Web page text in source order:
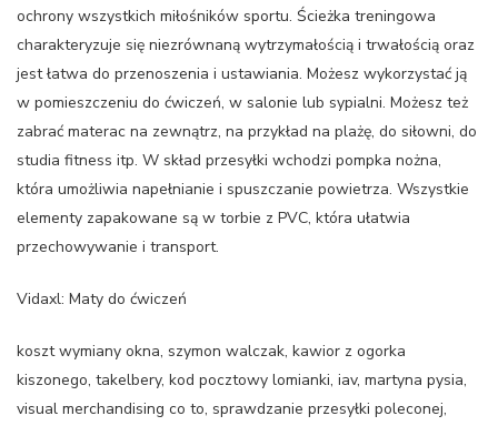
ochrony wszystkich miłośników sportu. Ścieżka treningowa
charakteryzuje się niezrównaną wytrzymałością i trwałością oraz
jest łatwa do przenoszenia i ustawiania. Możesz wykorzystać ją
w pomieszczeniu do ćwiczeń, w salonie lub sypialni. Możesz też
zabrać materac na zewnątrz, na przykład na plażę, do siłowni, do
studia fitness itp. W skład przesyłki wchodzi pompka nożna,
która umożliwia napełnianie i spuszczanie powietrza. Wszystkie
elementy zapakowane są w torbie z PVC, która ułatwia
przechowywanie i transport.
Vidaxl: Maty do ćwiczeń
koszt wymiany okna, szymon walczak, kawior z ogorka
kiszonego, takelbery, kod pocztowy lomianki, iav, martyna pysia,
visual merchandising co to, sprawdzanie przesyłki poleconej,